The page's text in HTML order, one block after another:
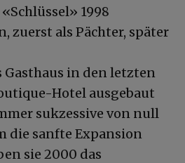
1998
zuerst als Pächter, später
Gasthaus in den letzten
Hotel ausgebaut
sukzessive von null
die sanfte Expansion
sie 2000 das